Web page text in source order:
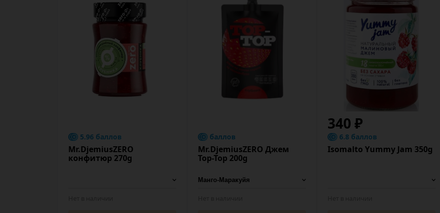
5.96 баллов
Mr.DjemiusZERO
конфитюр 270g
баллов
Mr.DjemiusZERO Джем
Top-Top 200g
340 ₽
6.8 баллов
Isomalto Yummy Jam 350g